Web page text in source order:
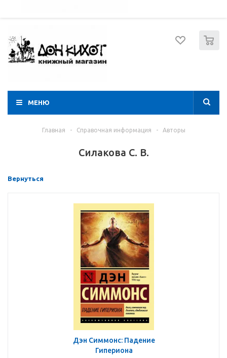
МЕНЮ
Главная - Справочная информация - Авторы
Силакова С. В.
Вернуться
Дэн Симмонс: Падение
Гипериона